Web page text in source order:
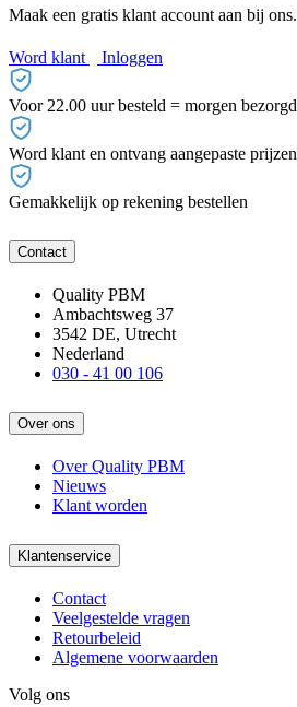
Maak een gratis klant account aan bij ons.
Word klant Inloggen
Voor 22.00 uur besteld = morgen bezorgd
Word klant en ontvang aangepaste prijzen
Gemakkelijk op rekening bestellen
Contact
Quality PBM
Ambachtsweg 37
3542 DE, Utrecht
Nederland
030 - 41 00 106
Over ons
Over Quality PBM
Nieuws
Klant worden
Klantenservice
Contact
Veelgestelde vragen
Retourbeleid
Algemene voorwaarden
Volg ons